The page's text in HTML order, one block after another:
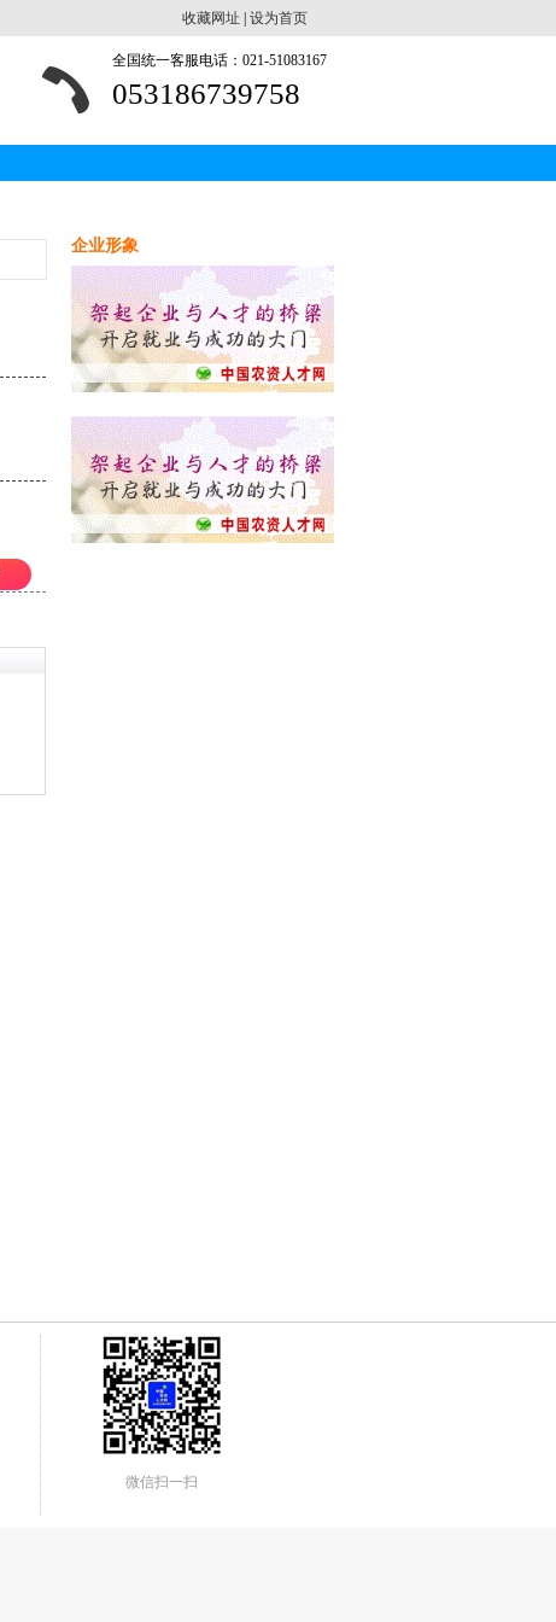
收藏网址 设为首页
全国统一客服电话：021-51083167
053186739758
企业形象
微信扫一扫